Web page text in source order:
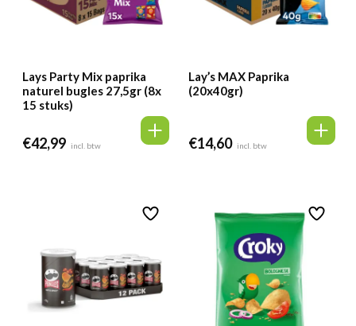
Lays Party Mix paprika
naturel bugles 27,5gr (8x
15 stuks)
€42,99 incl. btw
Lay’s MAX Paprika
(20x40gr)
€14,60 incl. btw